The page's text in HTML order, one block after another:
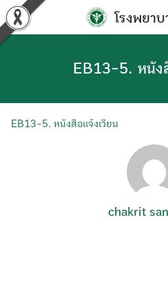
Skip
to
content
โรงพยา
EB13-5. หนัง
EB13-5. หนังสือแจ้งเวียน
chakrit